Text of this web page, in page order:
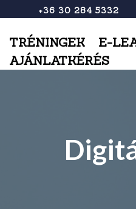
+36 30 284 5332
TRÉNINGEK E-
AJÁNLATKÉRÉS